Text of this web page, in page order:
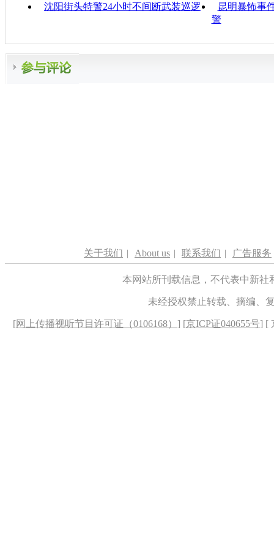
沈阳街头特警24小时不间断武装巡逻
昆明暴怖事
警
关于我们 | About us | 联系我们 | 广告服务
本网站所刊载信息，不代表中新
未经授权禁止转载、摘编、
[网上传播视听节目许可证（0106168） ] [京ICP证040655号] [